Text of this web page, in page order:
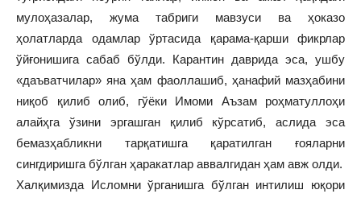
мулоҳазалар, жума табриги мавзуси ва ҳоказо
ҳолатларда одамлар ўртасида қарама-қарши фикрлар
ўйғонишига сабаб бўлди. Карантин даврида эса, ушбу
«даъватчилар» яна ҳам фаоллашиб, ҳанафий мазҳабини
ниқоб қилиб олиб, гўёки Имоми Аъзам роҳматуллоҳи
алайҳга ўзини эргашган қилиб кўрсатиб, аслида эса
бемазҳабликни тарқатишга қаратилган ғояларни
сингдиришга бўлган ҳаракатлар аввалгидан ҳам авж олди.
Халқимизда Исломни ўрганишга бўлган интилиш юқори